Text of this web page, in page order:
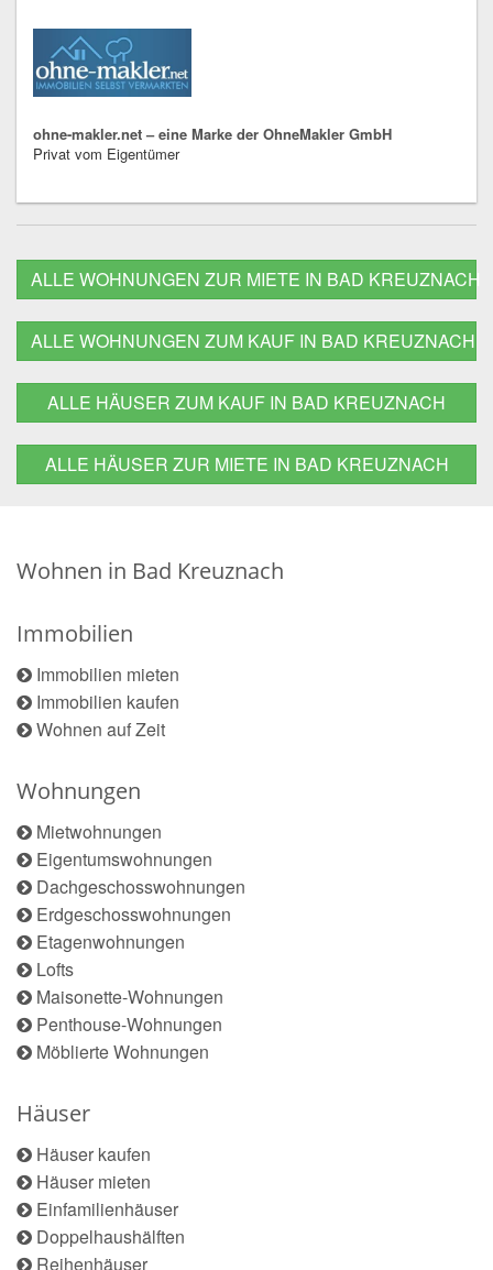
ohne-makler.net – eine Marke der OhneMakler GmbH
Privat vom Eigentümer
ALLE WOHNUNGEN ZUR MIETE IN BAD KREUZNACH
ALLE WOHNUNGEN ZUM KAUF IN BAD KREUZNACH
ALLE HÄUSER ZUM KAUF IN BAD KREUZNACH
ALLE HÄUSER ZUR MIETE IN BAD KREUZNACH
Wohnen in Bad Kreuznach
Immobilien
Immobilien mieten
Immobilien kaufen
Wohnen auf Zeit
Wohnungen
Mietwohnungen
Eigentumswohnungen
Dachgeschosswohnungen
Erdgeschosswohnungen
Etagenwohnungen
Lofts
Maisonette-Wohnungen
Penthouse-Wohnungen
Möblierte Wohnungen
Häuser
Häuser kaufen
Häuser mieten
Einfamilienhäuser
Doppelhaushälften
Reihenhäuser